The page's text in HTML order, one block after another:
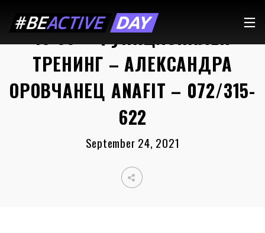
18:30 – ФУНКЦИОНАЛЕН
ТРЕНИНГ – АЛЕКСАНДРА
ОРОВЧАНЕЦ ANAFIT – 072/315-
622
September 24, 2021